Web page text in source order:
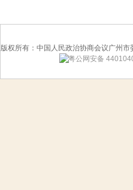
版权所有：中国人民政治协商会议广州
粤公网安备